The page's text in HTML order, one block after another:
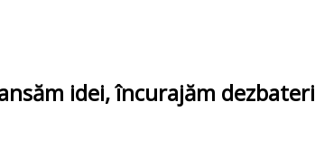
idei, încurajăm dezbateri